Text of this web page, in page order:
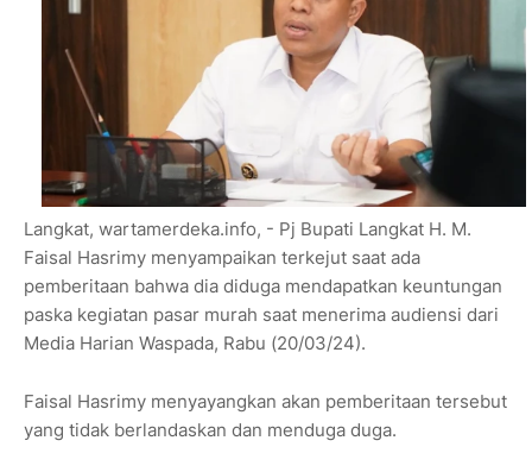
Langkat, wartamerdeka.info, - Pj Bupati Langkat H. M.
Faisal Hasrimy menyampaikan terkejut saat ada
pemberitaan bahwa dia diduga mendapatkan keuntungan
paska kegiatan pasar murah saat menerima audiensi dari
Media Harian Waspada, Rabu (20/03/24).
Faisal Hasrimy menyayangkan akan pemberitaan tersebut
yang tidak berlandaskan dan menduga duga.